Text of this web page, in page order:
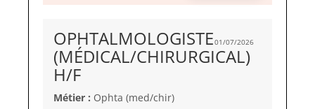
01/07/2026
OPHTALMOLOGISTE
(MÉDICAL/CHIRURGICAL)
H/F(Nouvelle
fenêtre)
Métier : Ophta (med/chir)